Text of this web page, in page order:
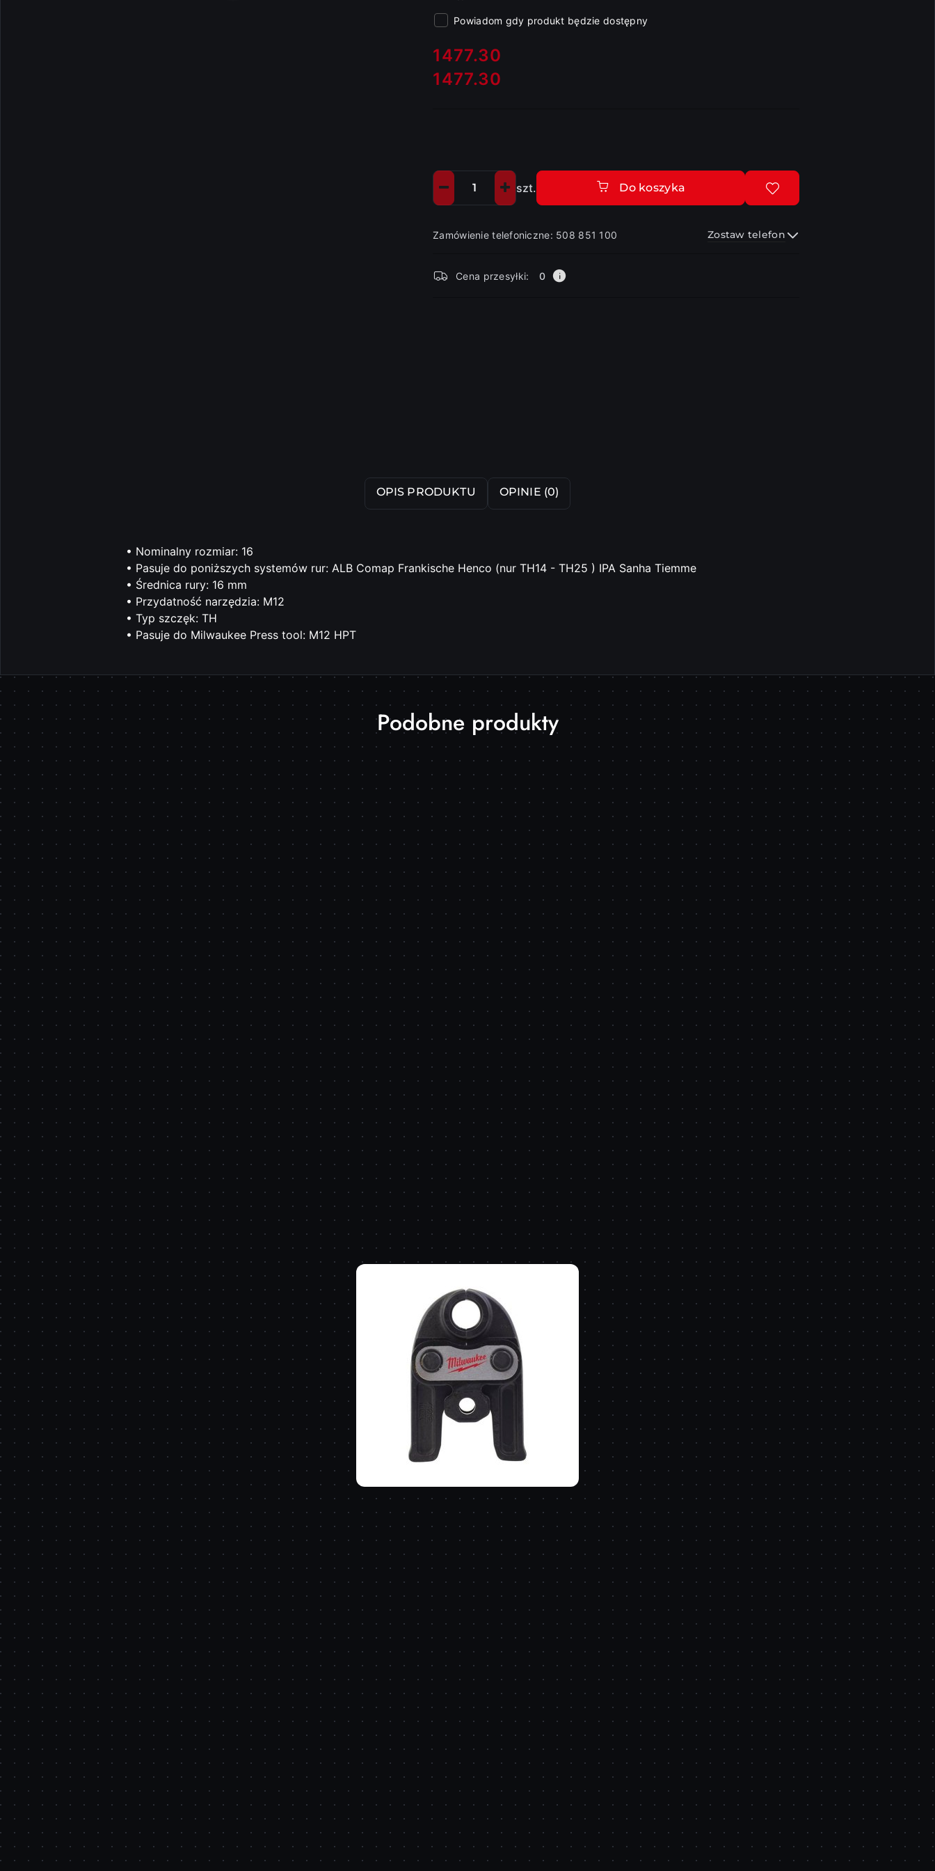
Powiadom gdy produkt będzie dostępny
cena:
1477.30
Cena:
1477.30
Ilość szt. Do koszyka
Zamówienie telefoniczne: 508 851 100 Zostaw telefon
Dostępność
i
Cena przesyłki: 0
OPIS PRODUKTU OPINIE (0)
• Nominalny rozmiar: 16
• Pasuje do poniższych systemów rur: ALB Comap Frankische Henco (nur TH14 - TH25 ) IPA Sanha Tiemme
• Średnica rury: 16 mm
• Przydatność narzędzia: M12
• Typ szczęk: TH
• Pasuje do Milwaukee Press tool: M12 HPT
Pomiń karuzelę produktów
Produkty
o
statusie:
Podobne produkty